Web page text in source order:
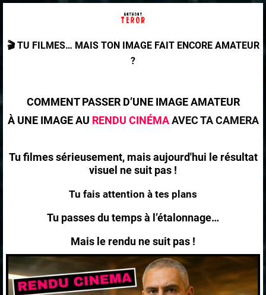
🎬 TU FILMES… MAIS TON IMAGE FAIT ENCORE AMATEUR
?
COMMENT PASSER D’UNE IMAGE AMATEUR
À UNE IMAGE AU RENDU CINÉMAAVEC TA CAMERA
Tu filmes sérieusement, mais aujourd'hui le résultat
visuel ne suit pas !
Tu fais attention à tes plans
Tu passes du temps à l’étalonnage…
Mais le rendu ne suit pas !